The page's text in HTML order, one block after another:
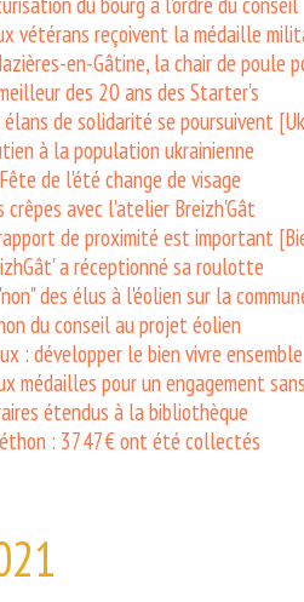
vétérans reçoivent la médaille
en-Gâtine, la chair de poule
des 20 ans des Starter's
élans de solidarité se poursuivent
à la population ukrainienne
de l'été change de visage
crêpes avec l'atelier Breizh'Gât
de proximité est important
a réceptionné sa roulotte
des élus à l'éolien sur la
du conseil au projet éolien
: développer le bien vivre ensemble
médailles pour un engagement
étendus à la bibliothèque
: 3747€ ont été collectés